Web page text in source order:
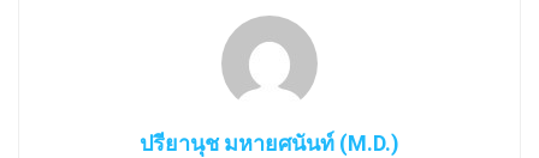
ปรียานุช มหายศนันท์ (M.D.)